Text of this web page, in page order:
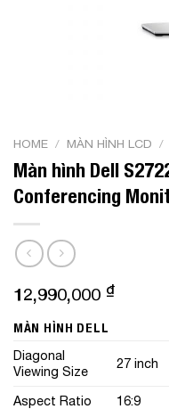
HOME / MÀN HÌNH LCD /
Màn hình Dell
Conferencing
12,990,000 ₫
MÀN HÌNH DELL
Diagonal
Viewing Size
27 inch
Aspect Ratio
16:9